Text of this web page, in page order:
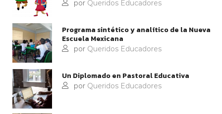
por Queridos Educadores
Programa sintético y analítico de la Nueva
Escuela Mexicana
por Queridos Educadores
Un Diplomado en Pastoral Educativa
por Queridos Educadores